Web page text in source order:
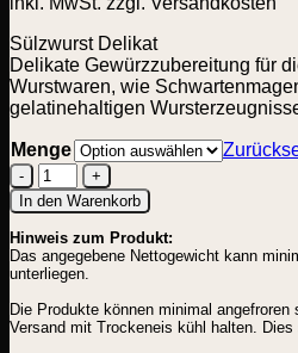
Sülzwurst Delikat
Delikate Gewürzzubereitung für
Wurstwaren, wie
gelatinehaltigen
Menge
Sülzwurst-
Gewürz
Menge
In den Warenkorb
Hinweis zum Produkt:
Das angegebene Nettogewicht kann
unterliegen.
Die Produkte können minimal angefroren
Versand mit Trockeneis kühl halten.